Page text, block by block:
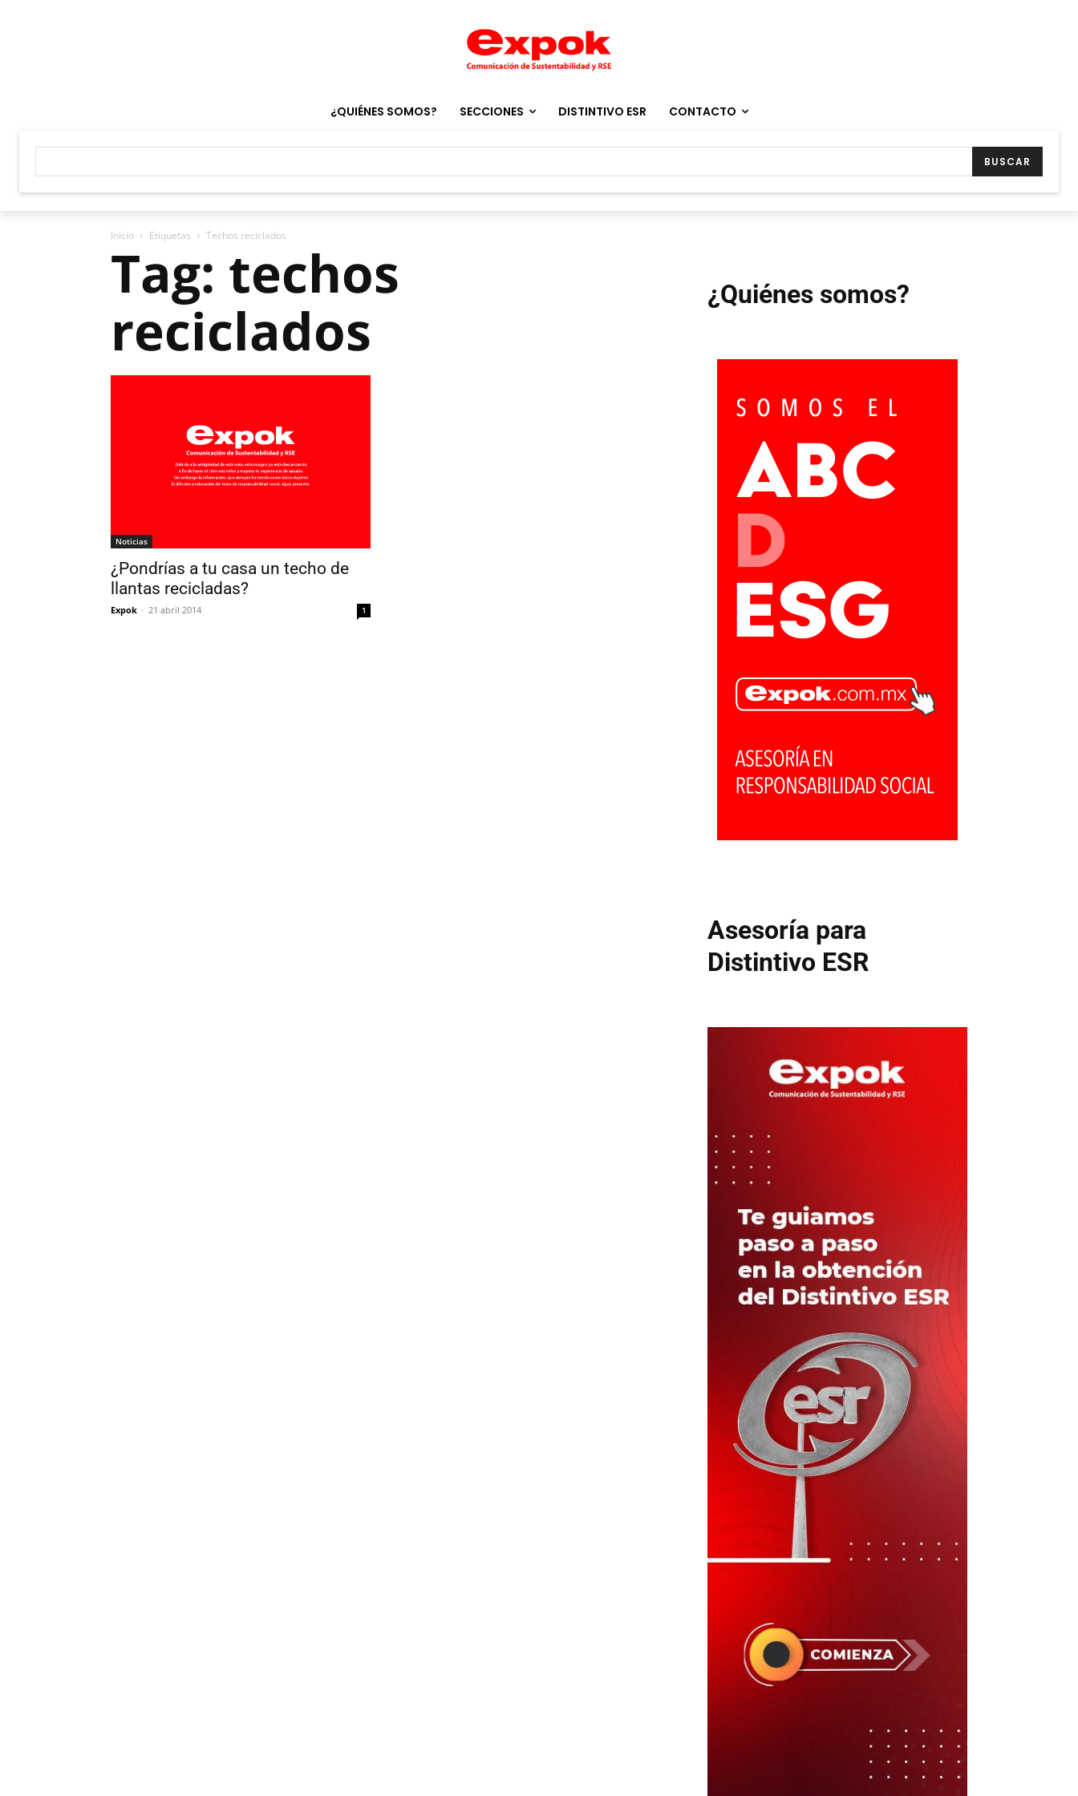
¿QUIÉNES SOMOS? SECCIONES DISTINTIVO ESR CONTACTO
BUSCAR
Inicio Etiquetas Techos reciclados
Tag: techos
reciclados
Noticias
¿Pondrías a tu casa un techo de
llantas recicladas?
Expok - 21 abril 2014 1
¿Quiénes somos?
Asesoría para
Distintivo ESR